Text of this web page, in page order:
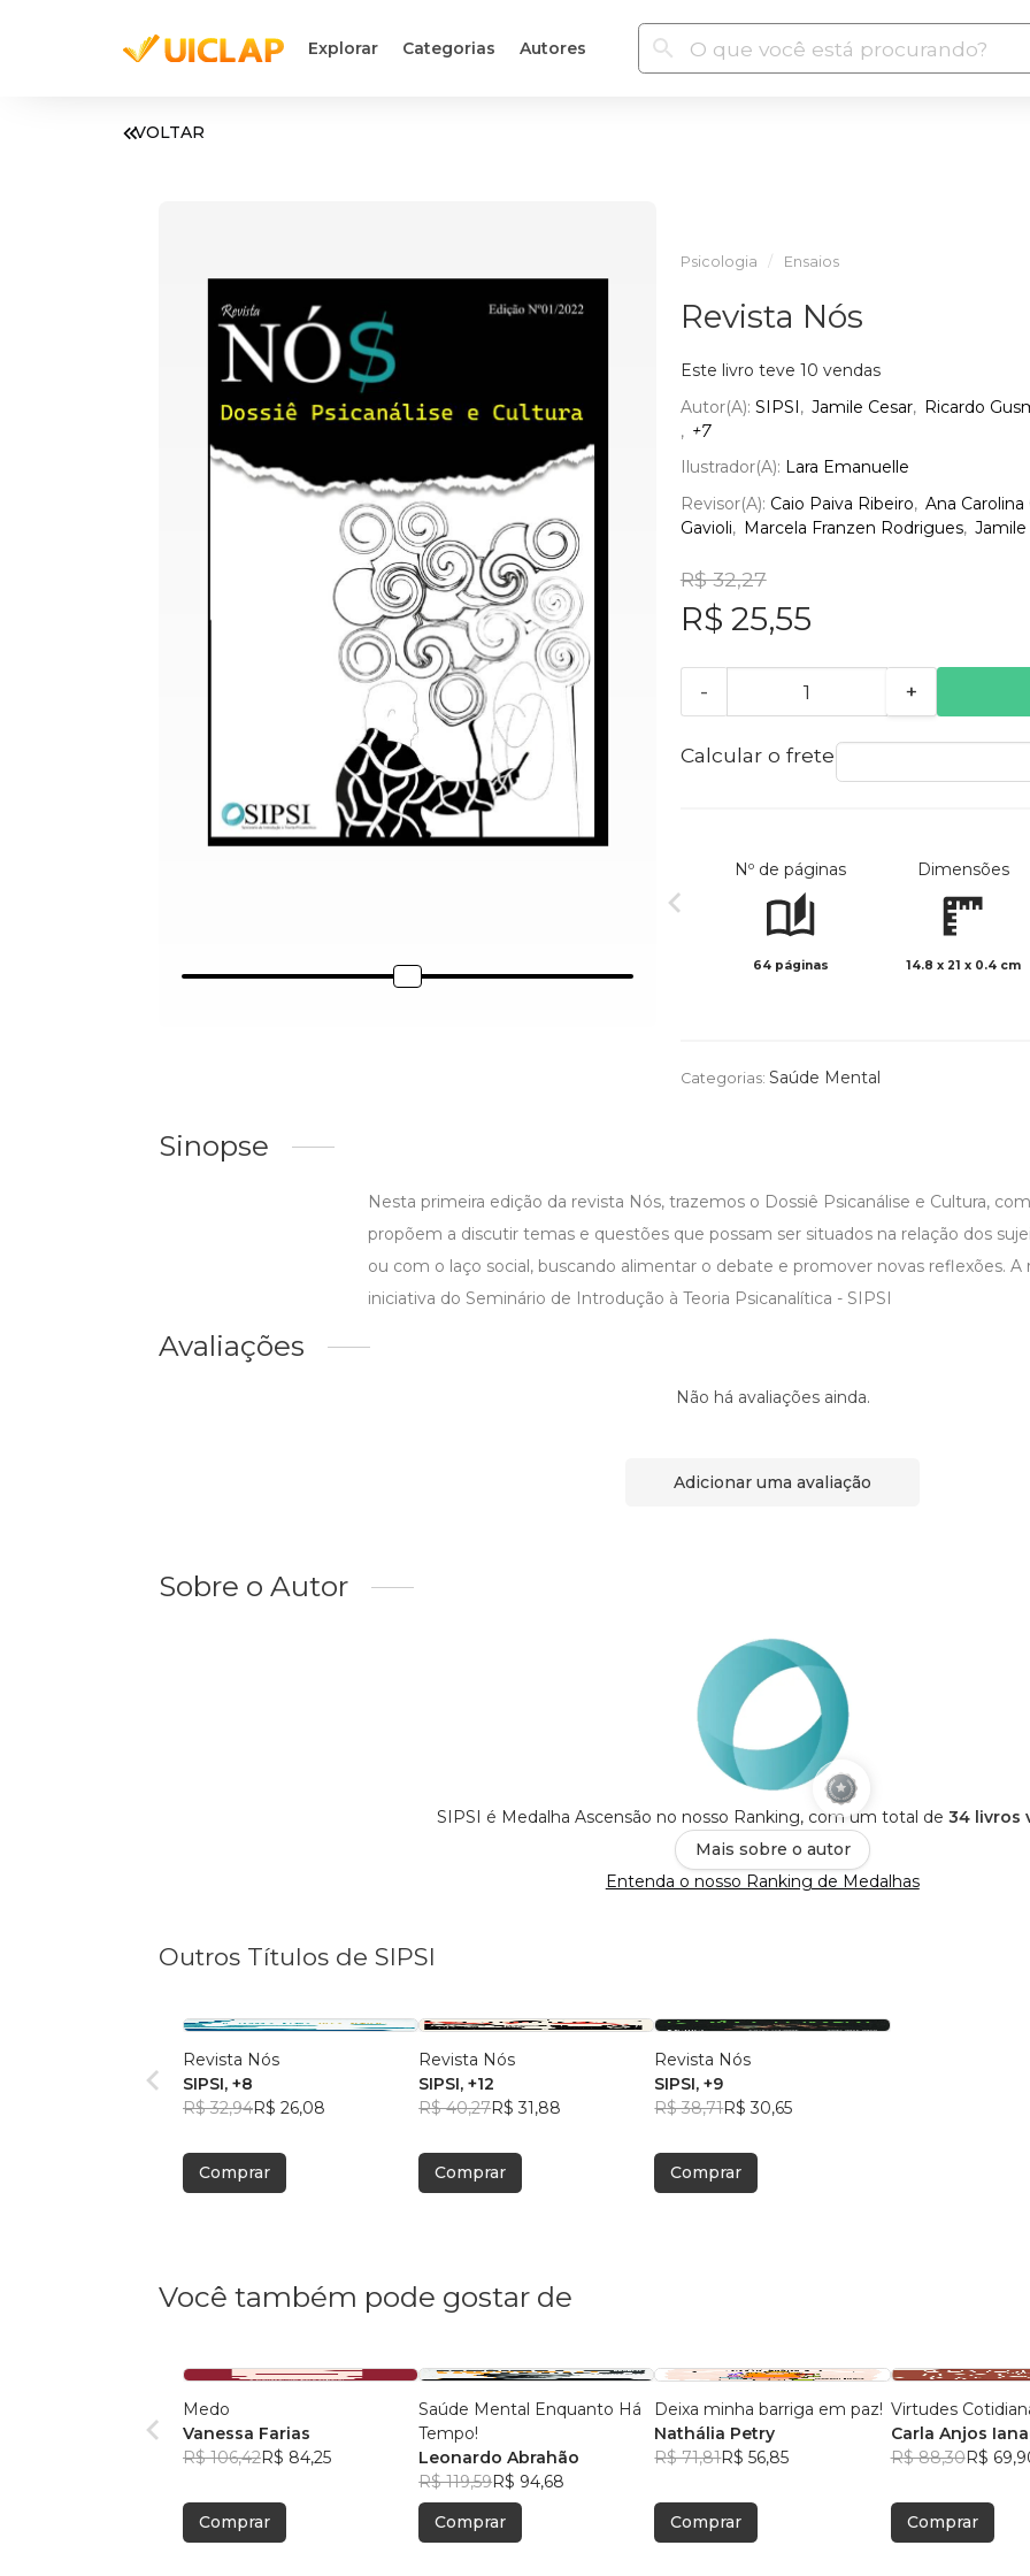
Explorar Categorias Autores
VOLTAR
Psicologia Ensaios
Revista Nós
Este livro teve 10 vendas
Autor(a): SIPSI Jamile Cesar Ricardo
+7
Ilustrador(a): Lara Emanuelle
Revisor(a): Caio Paiva Ribeiro Ana
Gavioli
Marcela Franzen Rodrigues Jamile
R$ 32,27
R$ 25,55
- +
Calcular o frete
Nº de páginas
64 páginas
Dimensões
14.8 x 21 x 0.4 cm
Categorias: Saúde Mental
Sinopse
Nesta primeira edição da revista Nós, trazemos o Dossiê Psicanálise e Cultura,
propõem a discutir temas e questões que possam ser situados na relação dos
ou com o laço social, buscando alimentar o debate e promover novas reflexões. A
iniciativa do Seminário de Introdução à Teoria Psicanalítica - SIPSI
Avaliações
Não há avaliações ainda.
Adicionar uma avaliação
Sobre o Autor
SIPSI é Medalha Ascensão no nosso Ranking, com um total de 34 livros
Mais sobre o autor
Entenda o nosso Ranking de Medalhas
Outros Títulos de SIPSI
Revista Nós
SIPSI, +8
R$ 32,94R$ 26,08
Comprar
Revista Nós
SIPSI, +12
R$ 40,27R$ 31,88
Comprar
Revista Nós
SIPSI, +9
R$ 38,71R$ 30,65
Comprar
Você também pode gostar de
Medo
Vanessa Farias
R$ 106,42R$ 84,25
Comprar
Saúde Mental Enquanto Há
Tempo!
Leonardo Abrahão
R$ 119,59R$ 94,68
Comprar
Deixa minha barriga em paz!
Nathália Petry
R$ 71,81R$ 56,85
Comprar
Virtudes
Carla Anjos
R$ 88,30R$
Comprar